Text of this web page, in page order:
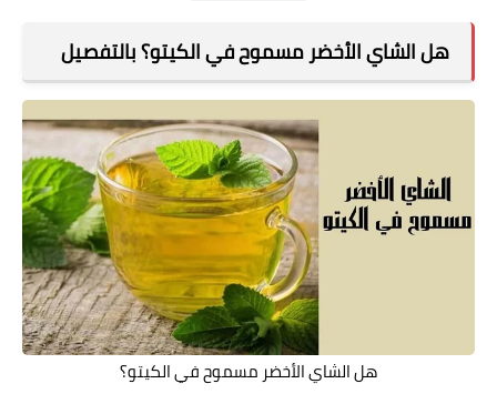
هل الشاي الأخضر مسموح في الكيتو؟ بالتفصيل
هل الشاي الأخضر مسموح في الكيتو؟